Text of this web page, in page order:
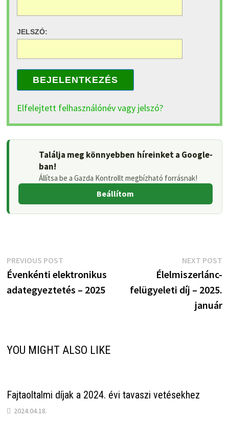
JELSZÓ:
BEJELENTKEZÉS
Elfelejtett felhasználónév vagy jelszó?
Találja meg könnyebben híreinket a Google-
ban!
Állítsa be a Gazda Kontrollt megbízható forrásnak!
Beállítom
Bejegyzés
navigáció
PREVIOUS POSTPrevious
post:
Évenkénti elektronikus
adategyeztetés – 2025
NEXT POST
Élelmiszerlánc-
felügyeleti díj – 2025.
január
YOU MIGHT ALSO LIKE
Fajtaoltalmi díjak a 2024. évi tavaszi vetésekhez
2024.04.18.